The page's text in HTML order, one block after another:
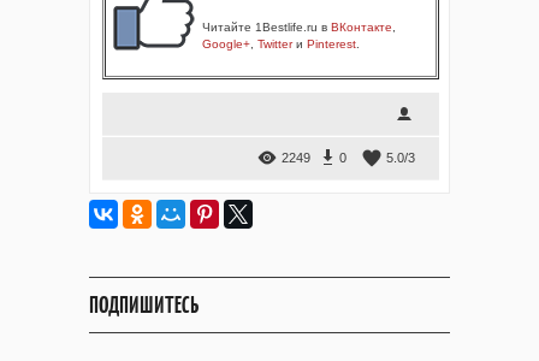
Читайте 1Bestlife.ru в ВКонтакте
Google+ Twitterи Pinterest
2249 0 5.0/3
ПОДПИШИТЕСЬ